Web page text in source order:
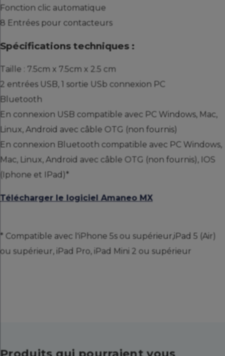
Fonction clic automatique
8 Entrées pour contacteurs
Spécifications techniques :
Taille : 7.5cm x 7.5cm x 2.5 cm
2 entrées USB, 1 sortie USb connexion PC
Bluetooth
En connexion USB compatible avec PC Windows, Mac,
Linux, Android avec câble OTG (non fournis)
En connexion Bluetooth compatible avec PC Windows,
Mac, Linux, Android avec câble OTG (non fournis), IOS
(Iphone et IPad)*
Télécharger le logiciel Amaneo MX
* Compatible avec l'iPhone 5s ou supérieur,iPad 5 (Air)
ou supérieur, iPad Pro, iPad Mini 2 ou supérieur